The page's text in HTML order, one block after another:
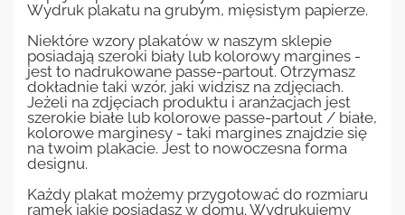
Wydruk plakatu na grubym, mięsistym papierze.
Niektóre wzory plakatów w naszym sklepie
posiadają szeroki biały lub kolorowy margines -
jest to nadrukowane passe-partout. Otrzymasz
dokładnie taki wzór, jaki widzisz na zdjęciach.
Jeżeli na zdjęciach produktu i aranżacjach jest
szerokie białe lub kolorowe passe-partout / białe,
kolorowe marginesy - taki margines znajdzie się
na twoim plakacie. Jest to nowoczesna forma
designu.
Każdy plakat możemy przygotować do rozmiaru
ramek jakie posiadasz w domu. Wydrukujemy